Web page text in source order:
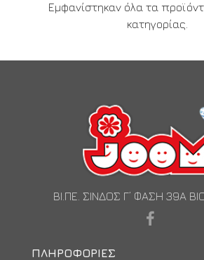
Εμφανίστηκαν όλα τα
κατηγορίας.
ΒΙ.ΠΕ. ΣΙΝΔΟΣ Γ’ ΦΑΣΗ 39Α
ΠΛΗΡΟΦΟΡΊΕΣ